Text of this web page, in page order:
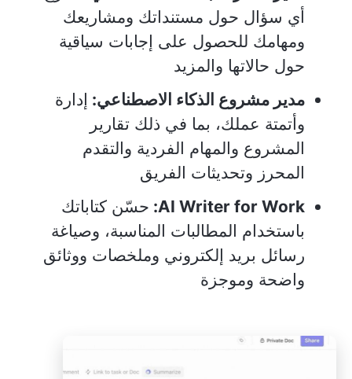
أي سؤال حول مستنداتك ومشاريعك
ومهامك للحصول على إجابات سياقية
حول حالاتها والمزيد
مدير مشروع الذكاء الاصطناعي: إدارة
وأتمتة عملك، بما في ذلك تقارير
المشروع والمهام الفردية والتقدم
المحرز وتحديثات الفريق
AI Writer for Work: حسّن كتاباتك
باستخدام المطالبات المناسبة، وصياغة
رسائل بريد إلكتروني وملخصات ووثائق
واضحة وموجزة